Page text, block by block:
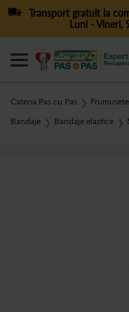
Transport gratuit la
Luni - Vineri,
Catena Pas cu Pas ❯
Bandaje ❯ Bandaje elastice ❯